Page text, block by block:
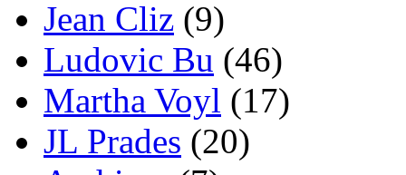
Jean Cliz (9)
Ludovic Bu (46)
Martha Voyl (17)
JL Prades (20)